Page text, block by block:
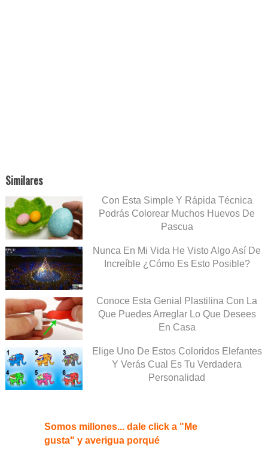
Similares
Con Esta Simple Y Rápida Técnica
Podrás Colorear Muchos Huevos De
Pascua
Nunca En Mi Vida He Visto Algo Así De
Increíble ¿Cómo Es Esto Posible?
Conoce Esta Genial Plastilina Con La
Que Puedes Arreglar Lo Que Desees
En Casa
Elige Uno De Estos Coloridos Elefantes
Y Verás Cual Es Tu Verdadera
Personalidad
Somos millones... dale click a "Me
gusta" y averigua porqué